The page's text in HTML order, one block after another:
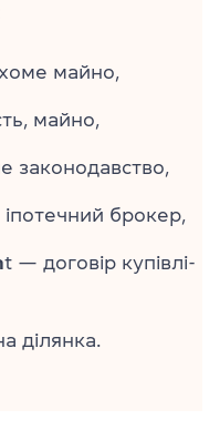
майно,
майно,
законодавство,
брокер,
t — договір купівлі-
ділянка.